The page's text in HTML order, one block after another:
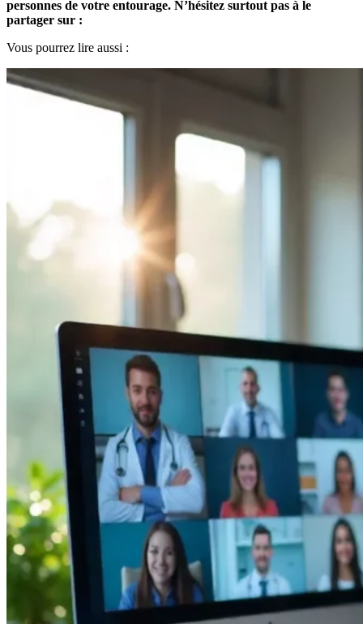
personnes de votre entourage. N’hésitez surtout pas à le
partager sur :
Vous pourrez lire aussi :